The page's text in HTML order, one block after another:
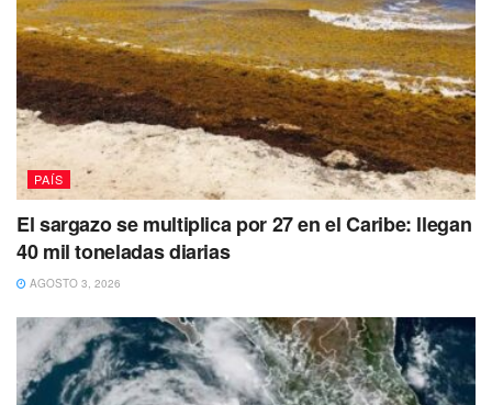
PAÍS
El sargazo se multiplica por 27 en el Caribe: llegan
40 mil toneladas diarias
AGOSTO 3, 2026